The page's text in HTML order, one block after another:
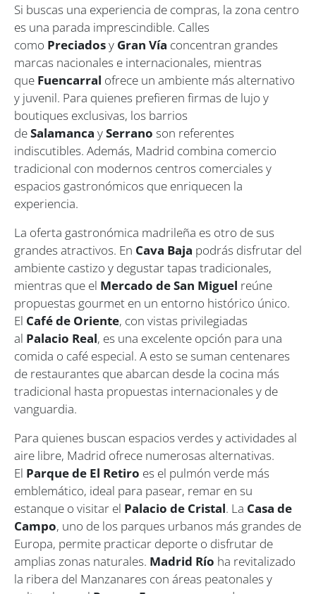
Si buscas una experiencia de compras, la zona centro
es una parada imprescindible. Calles
como Preciadosy Gran Vía concentran grandes
marcas nacionales e internacionales, mientras
que Fuencarral ofrece un ambiente más alternativo
y juvenil. Para quienes prefieren firmas de lujo y
boutiques exclusivas, los barrios
deSalamanca ySerrano son referentes
indiscutibles. Además, Madrid combina comercio
tradicional con modernos centros comerciales y
espacios gastronómicos que enriquecen la
experiencia.
La oferta gastronómica madrileña es otro de sus
grandes atractivos. En Cava Baja podrás disfrutar del
ambiente castizo y degustar tapas tradicionales,
mientras que el Mercado de San Miguel reúne
propuestas gourmet en un entorno histórico único.
El Café de Oriente, con vistas privilegiadas
al Palacio Real, es una excelente opción para una
comida o café especial. A esto se suman centenares
de restaurantes que abarcan desde la cocina más
tradicional hasta propuestas internacionales y de
vanguardia.
Para quienes buscan espacios verdes y actividades al
aire libre, Madrid ofrece numerosas alternativas.
El Parque de El Retiro es el pulmón verde más
emblemático, ideal para pasear, remar en su
estanque o visitar el Palacio de Cristal. La Casa de
Campo, uno de los parques urbanos más grandes de
Europa, permite practicar deporte o disfrutar de
amplias zonas naturales. Madrid Río ha revitalizado
la ribera del Manzanares con áreas peatonales y